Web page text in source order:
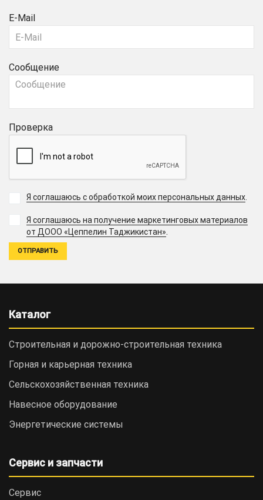
E-Mail
Сообщение
Проверка
Я соглашаюсь с обработкой моих персональных данных.
Я соглашаюсь на получение маркетинговых материалов
от ДООО «Цеппелин Таджикистан».
Каталог
Строительная и дорожно-cтроительная техника
Горная и карьерная техника
Сельскохозяйственная техника
Навесное оборудование
Энергетические системы
Сервис и запчасти
Сервис